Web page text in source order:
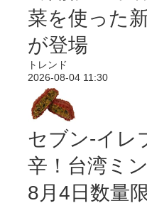
菜を使った
が登場
トレンド
2026-08-04 11:30
セブン-イレ
辛！台湾ミ
8月4日数量